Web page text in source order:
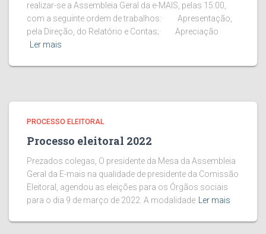
realizar-se a Assembleia Geral da e-MAIS, pelas 15:00,
com a seguinte ordem de trabalhos:· Apresentação,
pela Direção, do Relatório e Contas;· Apreciação
Ler mais
PROCESSO ELEITORAL
Processo eleitoral 2022
Prezados colegas, O presidente da Mesa da Assembleia
Geral da E-mais na qualidade de presidente da Comissão
Eleitoral, agendou as eleições para os Órgãos sociais
para o dia 9 de março de 2022. A modalidade
Ler mais